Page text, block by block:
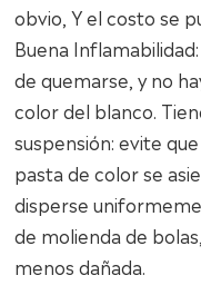
obvio, Y el costo se
Buena
de quemarse, y no
color del blanco.
suspensión: evite
pasta de color se
disperse
de molienda de
menos dañada.